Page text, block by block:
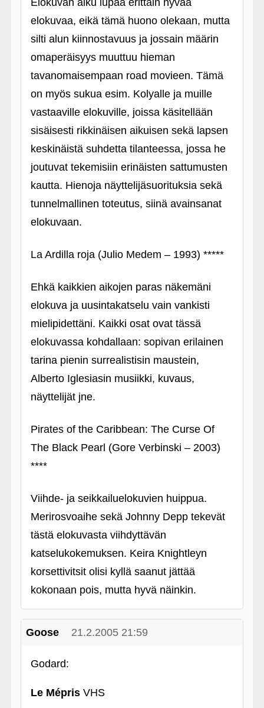
Elokuvan alku lupaa erittäin hyvää
elokuvaa, eikä tämä huono olekaan, mutta
silti alun kiinnostavuus ja jossain määrin
omaperäisyys muuttuu hieman
tavanomaisempaan road movieen. Tämä
on myös sukua esim. Kolyalle ja muille
vastaaville elokuville, joissa käsitellään
sisäisesti rikkinäisen aikuisen sekä lapsen
keskinäistä suhdetta tilanteessa, jossa he
joutuvat tekemisiin erinäisten sattumusten
kautta. Hienoja näyttelijäsuorituksia sekä
tunnelmallinen toteutus, siinä avainsanat
elokuvaan.
La Ardilla roja (Julio Medem – 1993) *****
Ehkä kaikkien aikojen paras näkemäni
elokuva ja uusintakatselu vain vankisti
mielipidettäni. Kaikki osat ovat tässä
elokuvassa kohdallaan: sopivan erilainen
tarina pienin surrealistisin maustein,
Alberto Iglesiasin musiikki, kuvaus,
näyttelijät jne.
Pirates of the Caribbean: The Curse Of
The Black Pearl (Gore Verbinski – 2003)
****
Viihde- ja seikkailuelokuvien huippua.
Merirosvoaihe sekä Johnny Depp tekevät
tästä elokuvasta viihdyttävän
katselukokemuksen. Keira Knightleyn
korsettivitsit olisi kyllä saanut jättää
kokonaan pois, mutta hyvä näinkin.
Goose 21.2.2005 21:59
Godard:
Le MéprisVHS